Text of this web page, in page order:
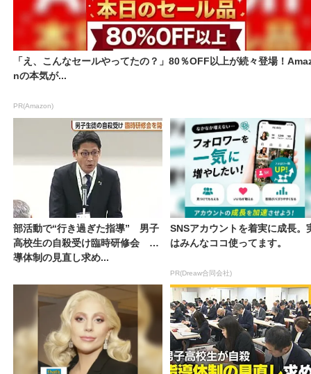
「え、こんなセールやってたの？」80％OFF以上が続々登場！
nの本気が...
PR(Amazon)
部活動で“行き過ぎた指導” 男子
高校生の自殺受け臨時研修会 指
導体制の見直し求め...
SNSアカウントを着実に成長。
はみんなココ使ってます。
PR(Dreaw合同会社)